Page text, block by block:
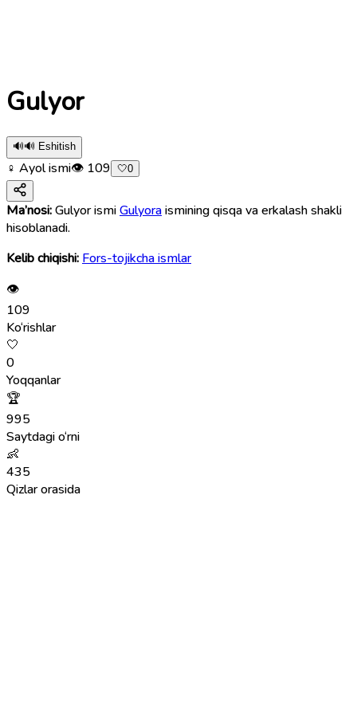
Gulyor
🔊🔊 Eshitish
♀ Ayol ismi👁 109 🤍0
Ma’nosi:Gulyor ismiGulyoraismining qisqa va erkalash shakli
hisoblanadi.
Kelib chiqishi: Fors-tojikcha ismlar
👁
109
Ko‘rishlar
🤍
0
Yoqqanlar
🏆
995
Saytdagi o‘rni
👶
435
Qizlar orasida